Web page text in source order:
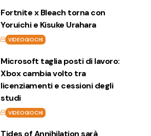
Fortnite x Bleach torna con
Yoruichi e Kisuke Urahara
VIDEOGIOCHI
Microsoft taglia posti di lavoro:
Xbox cambia volto tra
licenziamenti e cessioni degli
studi
VIDEOGIOCHI
Tides of Annihilation sarà